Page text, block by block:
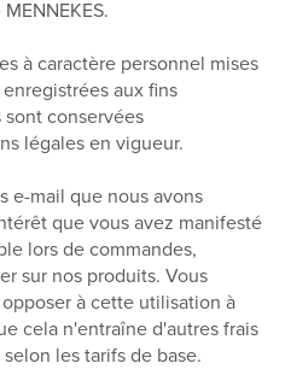
à caractère personnel mises
aux fins
sont conservées
légales en vigueur.
e-mail que nous avons
que vous avez manifesté
lors de commandes,
sur nos produits. Vous
à cette utilisation à
cela n'entraîne d'autres frais
les tarifs de base.